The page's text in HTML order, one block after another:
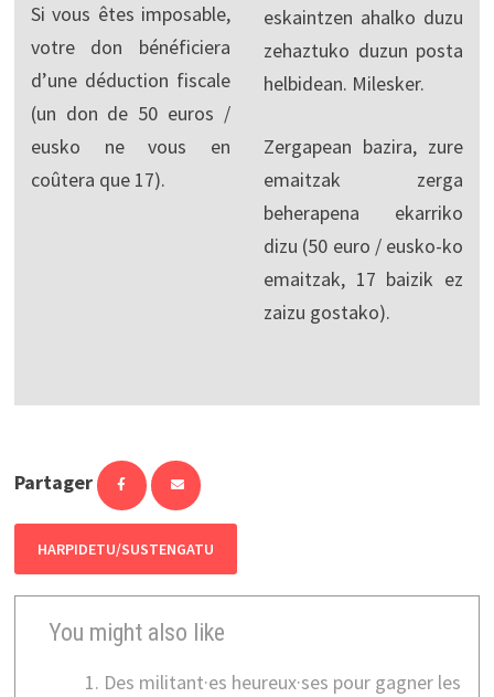
Si vous êtes imposable,
votre don bénéficiera
d’une déduction fiscale
(un don de 50 euros /
eusko ne vous en
coûtera que 17).
eskaintzen ahalko duzu
zehaztuko duzun posta
helbidean. Milesker.
Zergapean bazira, zure
emaitzak zerga
beherapena ekarriko
dizu (50 euro / eusko-ko
emaitzak, 17 baizik ez
zaizu gostako).
Partager
HARPIDETU/SUSTENGATU
You might also like
Des militant·es heureux·ses pour gagner les